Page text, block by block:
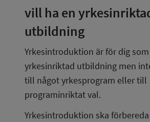
vill ha en
utbildning
Yrkesintroduktion är för dig
yrkesinriktad utbildning men
till något yrkesprogram eller till
programinriktat val.
Yrkesintroduktion ska